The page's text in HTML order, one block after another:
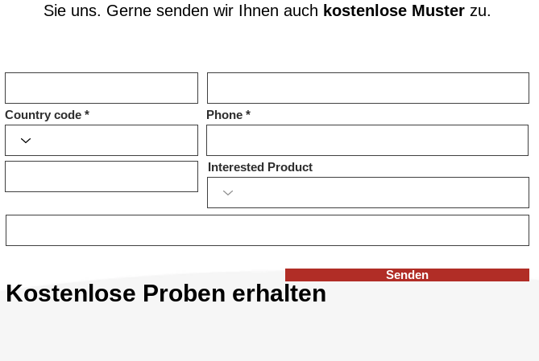
Sie uns. Gerne senden wir Ihnen auch kostenlose Muster zu.
Country code Phone
Interested Product
Kostenlose Proben erhalten
Senden